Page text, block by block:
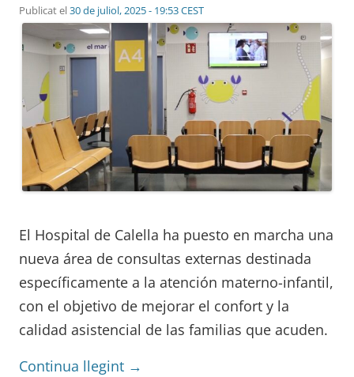
Publicat el30 de juliol, 2025 - 19:53 CEST
El Hospital de Calella ha puesto en marcha una
nueva área de consultas externas destinada
específicamente a la atención materno-infantil,
con el objetivo de mejorar el confort y la
calidad asistencial de las familias que acuden.
Continua llegint →